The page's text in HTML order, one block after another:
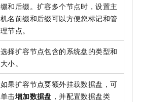
缀和后缀。扩容多个节点时，设置主
机名前缀和后缀可以方便您标记和管
理节点。
选择扩容节点包含的系统盘的类型和
大小。
如果扩容节点要额外挂载数据盘，可
单击增加数据盘 ，并配置数据盘类